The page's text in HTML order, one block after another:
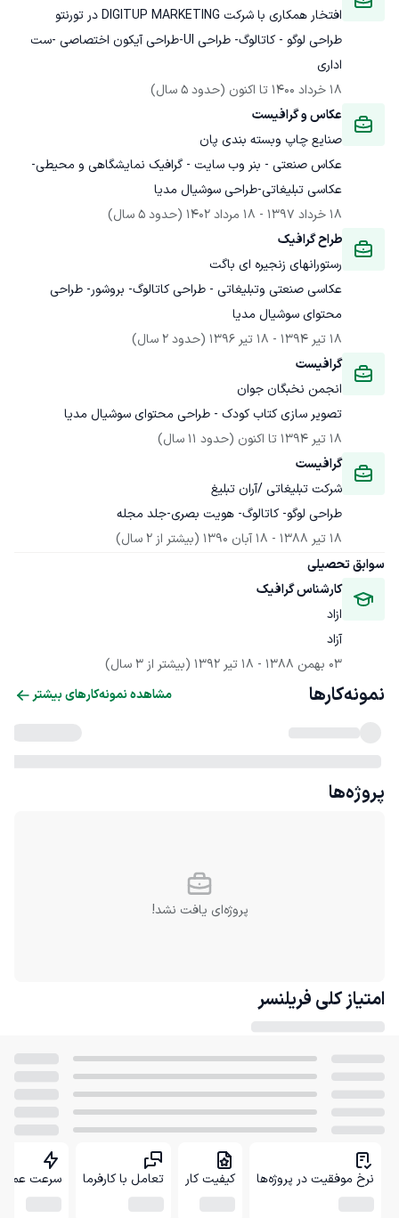
افتخار همکاری با شرکت DIGITUP MARKETING در تورنتو
طراحی لوگو - کاتالوگ- طراحی UI-طراحی آیکون اختصاصی -ست
اداری
18 خرداد 1400
تا اکنون (حدود 5 سال)
عکاس و گرافیست
صنایع چاپ وبسته بندی پان
عکاس صنعتی - بنر وب سایت - گرافیک نمایشگاهی و محیطی-
عکاسی تبلیغاتی-طراحی سوشیال مدیا
18 خرداد 1397
- 18 مرداد 1402
(حدود 5 سال)
طراح گرافیک
رستورانهای زنجیره ای باگت
عکاسی صنعتی وتبلیغاتی - طراحی کاتالوگ- بروشور- طراحی
محتوای سوشیال مدیا
18 تیر 1394
- 18 تیر 1396
(حدود 2 سال)
گرافیست
انجمن نخبگان جوان
تصویر سازی کتاب کودک - طراحی محتوای سوشیال مدیا
18 تیر 1394
تا اکنون (حدود 11 سال)
گرافیست
شرکت تبلیغاتی /آران تبلیغ
طراحی لوگو- کاتالوگ- هویت بصری-جلد مجله
18 تیر 1388
- 18 آبان 1390
(بیشتر از 2 سال)
سوابق تحصیلی
کارشناس گرافیک
ازاد
آزاد
03 بهمن 1388
- 18 تیر 1392 (بیشتر از 3 سال)
نمونه‌کارها مشاهده نمونه‌کارهای بیشتر
پروژه‌ها
پروژه‌ای یافت نشد!
امتیاز کلی فریلنسر
نرخ موفقیت در پروژه‌ها کیفیت کار تعامل با کارفرما سرعت عمل